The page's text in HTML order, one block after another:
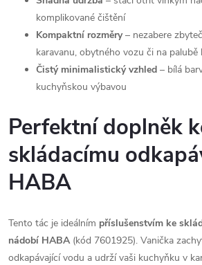
komplikované čištění
Kompaktní rozměry– nezabere
karavanu, obytného vozu či na palubě
Čistý minimalistický vzhled – bílá
kuchyňskou výbavou
Perfektní doplněk
skládacímu
HABA
Tento tác je ideálním příslušenstvím ke
nádobí HABA(kód 7601925). Vanička
odkapávající vodu a udrží vaši kuchyňku v